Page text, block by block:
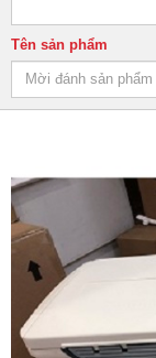
Tên sản phẩm